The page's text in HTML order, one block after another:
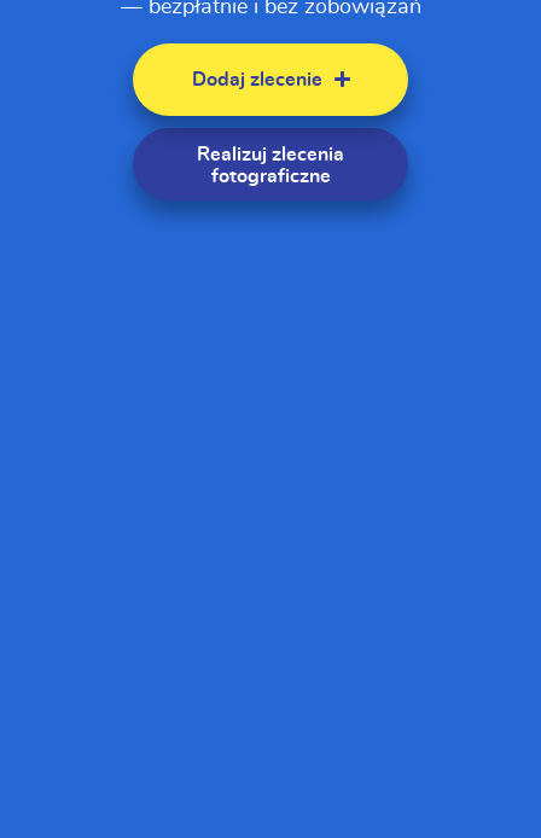
— bezpłatnie i bez zobowiązań
Dodaj zlecenie
Realizuj zlecenia
fotograficzne